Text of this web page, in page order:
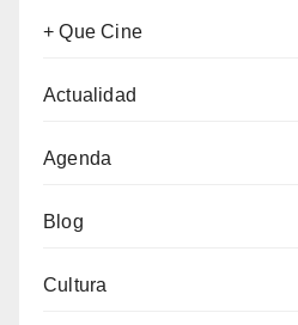
+ Que Cine
Actualidad
Agenda
Blog
Cultura